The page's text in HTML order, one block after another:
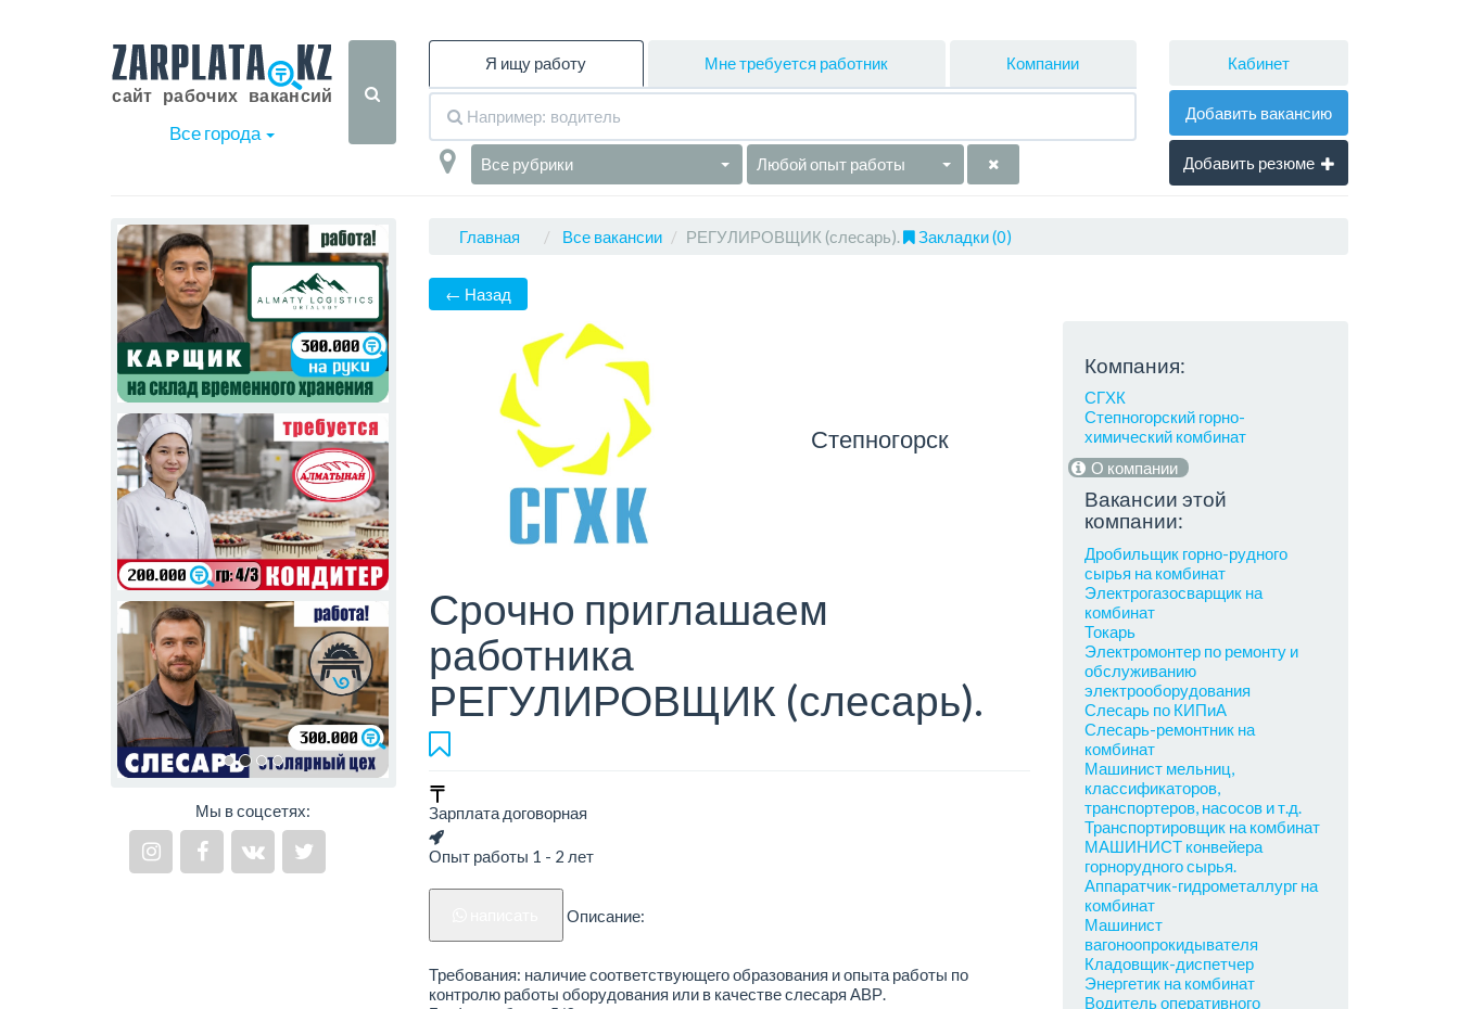
Все города
Я ищу работу Мне требуется работник Компании
Все рубрики Любой опыт работы
Кабинет
Добавить вакансию
Добавить резюме
Мы в соцсетях:
Главная Все вакансии РЕГУЛИРОВЩИК (слесарь). Закладки (0)
← Назад
Степногорск
Срочно приглашаем
работника
РЕГУЛИРОВЩИК (слесарь).
Зарплата договорная
Опыт работы 1 - 2 лет
Описание:
Требования: наличие соответствующего образования и опыта работы по
контролю работы оборудования или в качестве слесаря АВР.
Компания:
СГХК
Степногорский горно-
химический комбинат
О компании
Вакансии этой
компании:
Дробильщик горно-рудного
сырья на комбинат
Электрогазосварщик на
комбинат
Токарь
Электромонтер по ремонту и
обслуживанию
электрооборудования
Слесарь по КИПиА
Слесарь-ремонтник на
комбинат
Машинист мельниц,
классификаторов,
транспортеров, насосов и т.д.
Транспортировщик на комбинат
МАШИНИСТ конвейера
горнорудного сырья.
Аппаратчик-гидрометаллург на
комбинат
Машинист
вагоноопрокидывателя
Кладовщик-диспетчер
Энергетик на комбинат
Водитель оперативного